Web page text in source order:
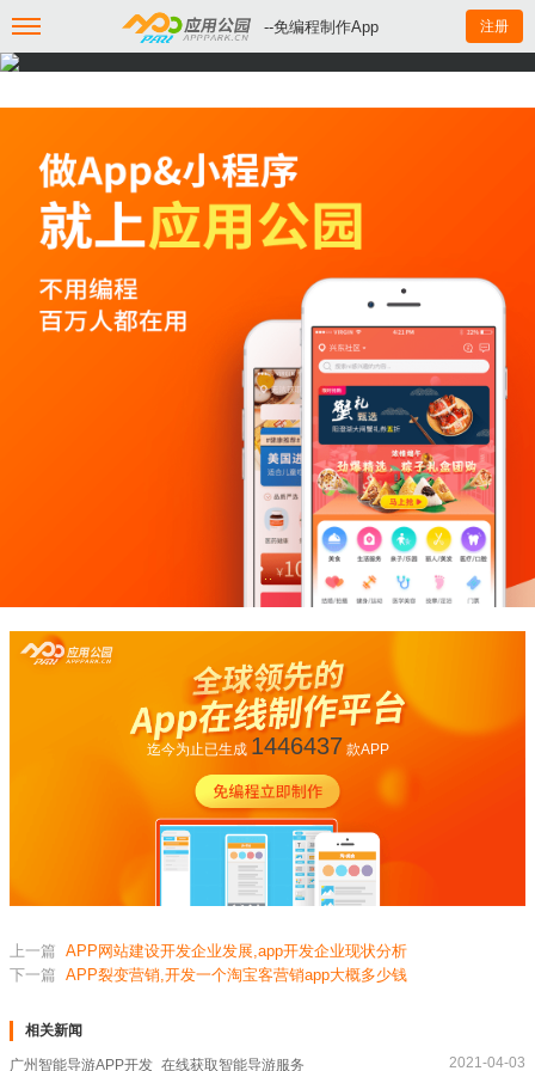
--免编程制作App 注册
迄今为止已生成 1446437 款APP
上一篇 APP网站建设开发企业发展,app开发企业现状分析
下一篇 APP裂变营销,开发一个淘宝客营销app大概多少钱
相关新闻
广州智能导游APP开发_在线获取智能导游服务 2021-04-03